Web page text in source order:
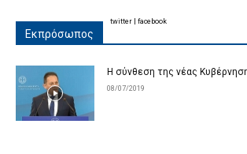
Εκπρόσωπος
Η σύνθεση της νέας
08/07/2019
twitter facebook